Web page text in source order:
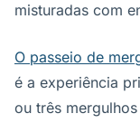
misturadas com
O passeio de
é a experiência
ou três